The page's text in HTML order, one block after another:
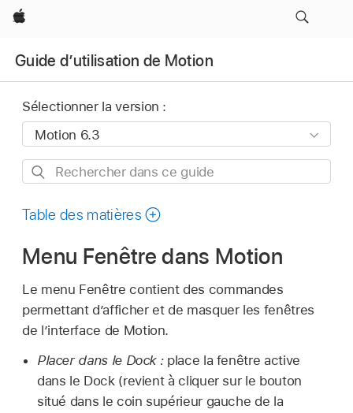
Apple
Guide d’utilisation de Motion
Sélectionner la version :
Rechercher
ce
Table des matières
Menu Fenêtre dans Motion
Le menu Fenêtre contient des commandes
permettant d’afficher et de masquer les fenêtres
de l’interface de Motion.
Placer dans le Dock :place la fenêtre active
dans le Dock (revient à cliquer sur le bouton
situé dans le coin supérieur gauche de la